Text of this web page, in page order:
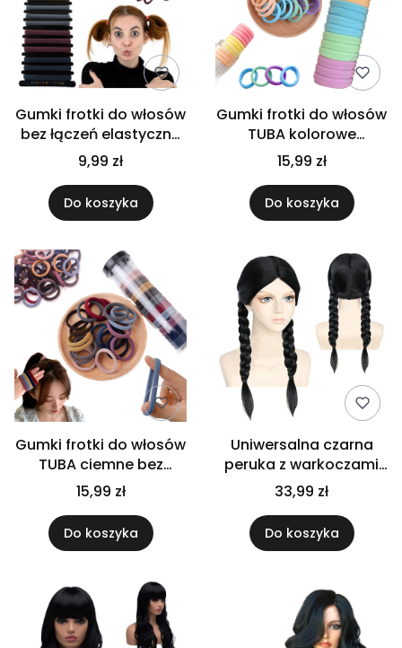
Gumki frotki do włosów
bez łączeń elastyczne
wygodne ozdobne
zestaw 18 szt
9,99 zł
Do koszyka
Gumki frotki do włosów
TUBA kolorowe
pastelowe
wielokolorowe bez
łączeń
15,99 zł
Do koszyka
Gumki frotki do włosów
TUBA ciemne bez
łączeń wielokolorowe
elastyczne
15,99 zł
Do koszyka
Uniwersalna czarna
peruka z warkoczami
długa damska
Wednesday na imprezę
33,99 zł
Do koszyka